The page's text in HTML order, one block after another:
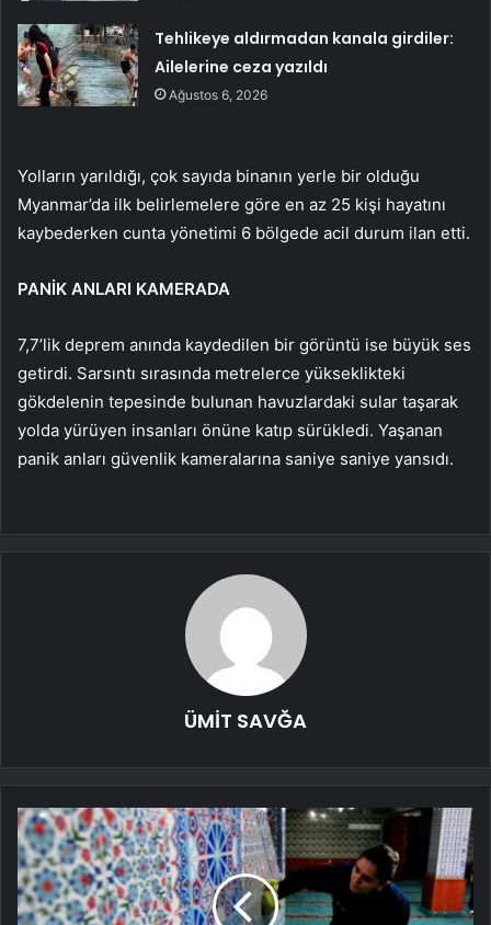
Tehlikeye aldırmadan kanala girdiler:
Ailelerine ceza yazıldı
Ağustos 6, 2026
Yolların yarıldığı, çok sayıda binanın yerle bir olduğu
Myanmar’da ilk belirlemelere göre en az 25 kişi hayatını
kaybederken cunta yönetimi 6 bölgede acil durum ilan etti.
PANİK ANLARI KAMERADA
7,7’lik deprem anında kaydedilen bir görüntü ise büyük ses
getirdi. Sarsıntı sırasında metrelerce yükseklikteki
gökdelenin tepesinde bulunan havuzlardaki sular taşarak
yolda yürüyen insanları önüne katıp sürükledi. Yaşanan
panik anları güvenlik kameralarına saniye saniye yansıdı.
ÜMİT SAVĞA